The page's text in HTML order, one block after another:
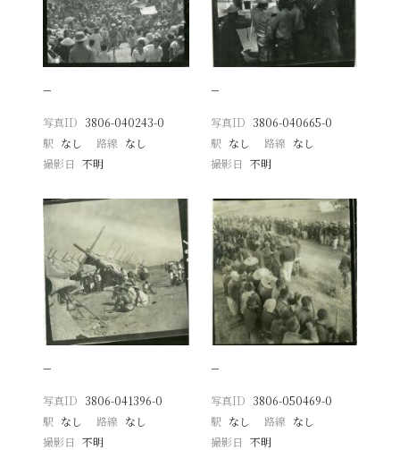
−
写真ID 3806-040243-0
駅 なし 路線 なし
撮影日
不明
−
写真ID 3806-040665-0
駅 なし 路線 なし
撮影日 不明
−
写真ID 3806-041396-0
駅 なし 路線 なし
撮影日
不明
−
写真ID 3806-050469-0
駅 なし 路線 なし
撮影日 不明